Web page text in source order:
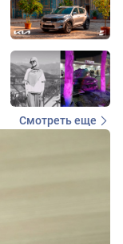
Смотреть еще